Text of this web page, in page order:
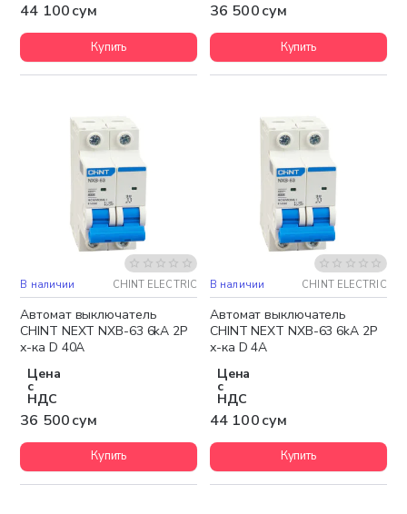
44 100 сум
Купить
36 500 сум
Купить
В наличии CHINT ELECTRIC
Автомат выключатель
CHINT NEXT NXB-63 6kA 2P
х-ка D 40A
Цена
с
НДС
36 500 сум
Купить
В наличии CHINT ELECTRIC
Автомат выключатель
CHINT NEXT NXB-63 6kA 2P
х-ка D 4A
Цена
с
НДС
44 100 сум
Купить